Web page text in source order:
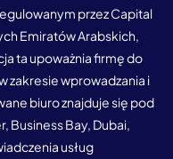
przez Capital
Emiratów Arabskich,
ta upoważnia firmę do
zakresie wprowadzania i
biuro znajduje się pod
Business Bay, Dubai,
usług